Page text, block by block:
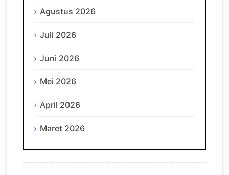
Agustus 2026
Juli 2026
Juni 2026
Mei 2026
April 2026
Maret 2026